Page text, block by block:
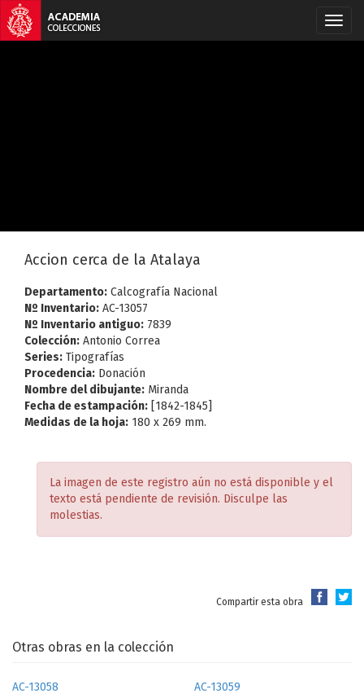
Accion cerca de la Atalaya
Departamento: Calcografía Nacional
Nº Inventario: AC-13057
Nº Inventario antiguo: 7839
Colección: Antonio Correa
Series: Tipografías
Procedencia: Donación
Nombre del dibujante: Miranda
Fecha de estampación: [1842-1845]
Medidas de la hoja: 180 x 269 mm.
La imagen de este registro aún no está disponible y el
texto está pendiente de revisión. Disculpe las
molestias.
Compartir esta obra
Otras obras en la colección
AC-13058 AC-13059